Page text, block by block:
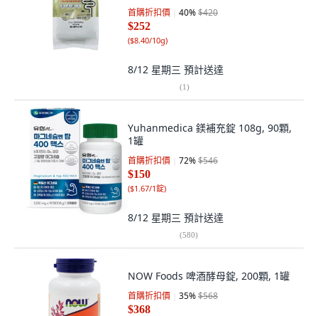
首購折扣價 40%$420
$252
($8.40/10g)
8/12 星期三 預計送達
(1)
Yuhanmedica 鎂補充錠 108g, 90顆,
1罐
首購折扣價 72%$546
$150
($1.67/1錠)
8/12 星期三 預計送達
(580)
NOW Foods 啤酒酵母錠, 200顆, 1罐
首購折扣價 35%$568
$368